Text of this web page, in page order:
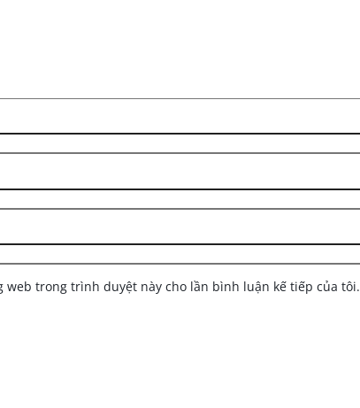
web trong trình duyệt này cho lần bình luận kế tiếp của tôi.